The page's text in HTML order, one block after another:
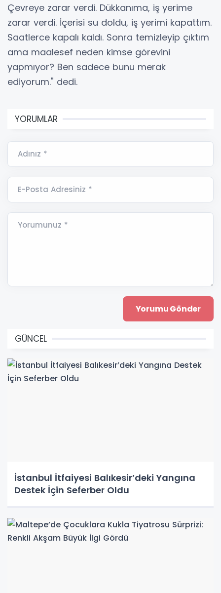
Çevreye zarar verdi. Dükkanıma, iş yerime
zarar verdi. İçerisi su doldu, iş yerimi kapattım.
Saatlerce kapalı kaldı. Sonra temizleyip çıktım
ama maalesef neden kimse görevini
yapmıyor? Ben sadece bunu merak
ediyorum." dedi.
YORUMLAR
Adınız *
E-Posta Adresiniz *
Yorumunuz *
GÜNCEL
İstanbul İtfaiyesi Balıkesir’deki Yangına
Destek İçin Seferber Oldu